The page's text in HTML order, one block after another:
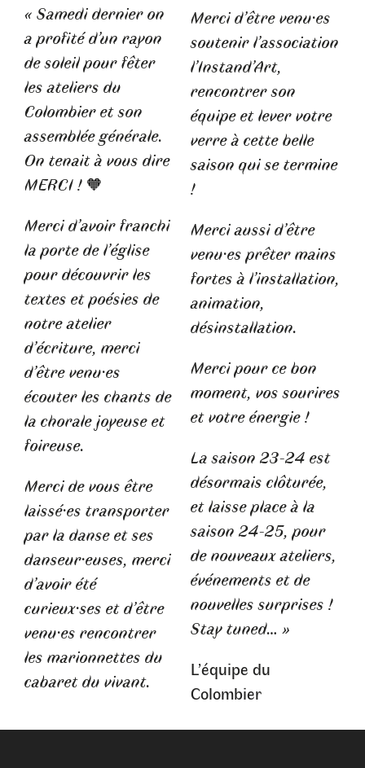
« Samedi dernier on
a profité d’un rayon
de soleil pour fêter
les ateliers du
Colombier et son
assemblée générale.
On tenait à vous dire
MERCI ! 🧡
Merci d’avoir franchi
la porte de l’église
pour découvrir les
textes et poésies de
notre atelier
d’écriture, merci
d’être venu·es
écouter les chants de
la chorale joyeuse et
foireuse.
Merci de vous être
laissé·es transporter
par la danse et ses
danseur·euses, merci
d’avoir été
curieux·ses et d’être
venu·es rencontrer
les marionnettes du
cabaret du vivant.
Merci d’être venu·es
soutenir l’association
l’Instand’Art,
rencontrer son
équipe et lever votre
verre à cette belle
saison qui se termine
!
Merci aussi d’être
venu·es prêter mains
fortes à l’installation,
animation,
désinstallation.
Merci pour ce bon
moment, vos sourires
et votre énergie !
La saison 23-24 est
désormais clôturée,
et laisse place à la
saison 24-25, pour
de nouveaux ateliers,
événements et de
nouvelles surprises !
Stay tuned… »
L’équipe du
Colombier